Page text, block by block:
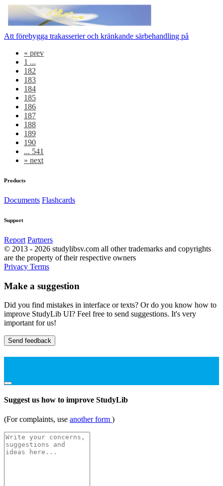
Att förebygga trakasserier och kränkande särbehandling på
« prev
1 ...
182
183
184
185
186
187
188
189
190
... 541
» next
Products
Documents Flashcards
Support
Report Partners
© 2013 - 2026 studylibsv.com all other trademarks and copyrights
are the property of their respective owners
Privacy Terms
Make a suggestion
Did you find mistakes in interface or texts? Or do you know how to
improve StudyLib UI? Feel free to send suggestions. It's very
important for us!
Send feedback
Suggest us how to improve StudyLib
(For complaints, use another form )